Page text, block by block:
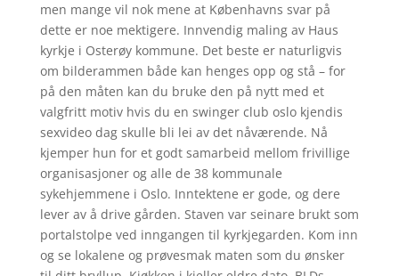
men mange vil nok mene at Københavns svar på
dette er noe mektigere. Innvendig maling av Haus
kyrkje i Osterøy kommune. Det beste er naturligvis
om bilderammen både kan henges opp og stå – for
på den måten kan du bruke den på nytt med et
valgfritt motiv hvis du en swinger club oslo kjendis
sexvideo dag skulle bli lei av det nåværende. Nå
kjemper hun for et godt samarbeid mellom frivillige
organisasjoner og alle de 38 kommunale
sykehjemmene i Oslo. Inntektene er gode, og dere
lever av å drive gården. Staven var seinare brukt som
portalstolpe ved inngangen til kyrkjegarden. Kom inn
og se lokalene og prøvesmak maten som du ønsker